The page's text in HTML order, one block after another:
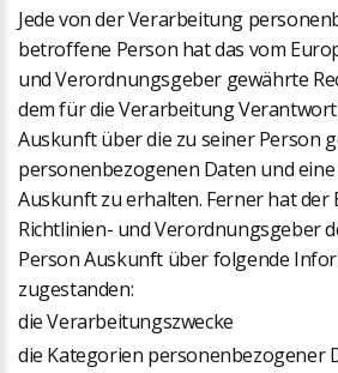
Jede von der Verarbeitung
betroffene Person hat das vom
und Verordnungsgeber gewährte
dem für die Verarbeitung
Auskunft über die zu seiner Person
personenbezogenen Daten und
Auskunft zu erhalten. Ferner hat der
Richtlinien- und Verordnungsgeber
Person Auskunft über folgende
zugestanden:
die Verarbeitungszwecke
die Kategorien personenbezogener